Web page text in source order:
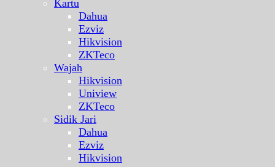
Kartu
Dahua
Ezviz
Hikvision
ZKTeco
Wajah
Hikvision
Uniview
ZKTeco
Sidik Jari
Dahua
Ezviz
Hikvision